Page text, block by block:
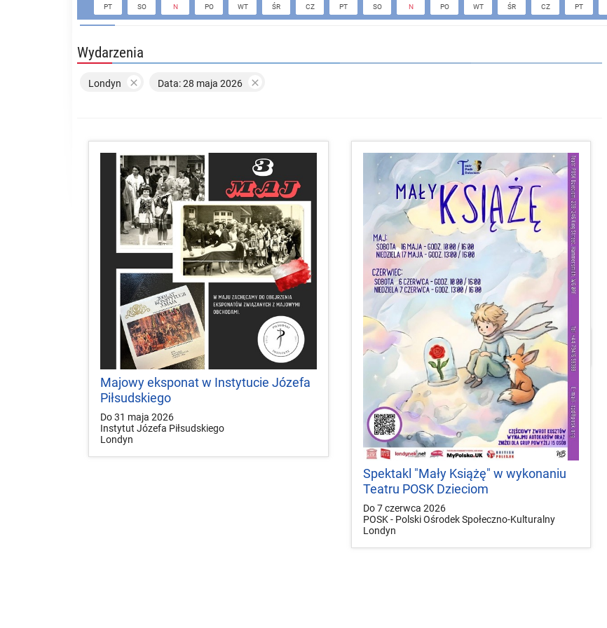
PT SO N PO WT ŚR CZ PT SO N PO WT ŚR CZ PT
Wydarzenia

Plakaty

Mapa
local_play
Konkursy
Londyn  Data: 28 maja 2026 
Majowy eksponat w Instytucie Józefa
Piłsudskiego
Do 31 maja 2026
Instytut Józefa Piłsudskiego
Londyn
Spektakl "Mały Książę" w wykonaniu
Teatru POSK Dzieciom
Do 7 czerwca 2026
POSK - Polski Ośrodek Społeczno-Kulturalny
Londyn